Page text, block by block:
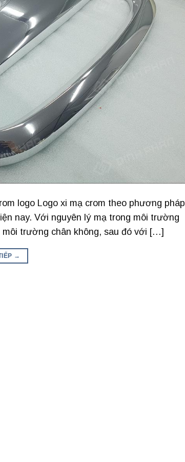
logo Logo xi mạ crom theo phương pháp
nay. Với nguyên lý mạ trong môi trường
môi trường chân không, sau đó với […]
→